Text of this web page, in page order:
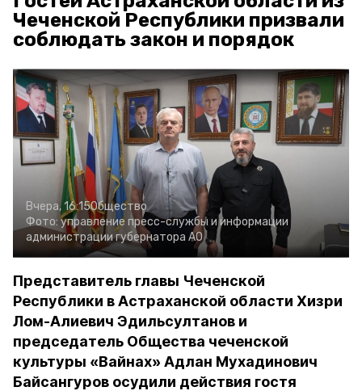
Чеченской Республики призвали
соблюдать закон и порядок
Вчера, 16:15Общество
Фото: управление пресс-службы и информации
администрации губернатора АО
Представитель главы Чеченской
Республики в Астраханской области Хизри
Лом-Алиевич Эдильсултанов и
председатель Общества чеченской
культуры «Вайнах» Адлан Мухадинович
Байсангуров осудили действия гостя